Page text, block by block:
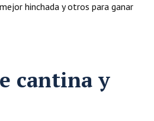
cantina y
hinchada y otros para ganar